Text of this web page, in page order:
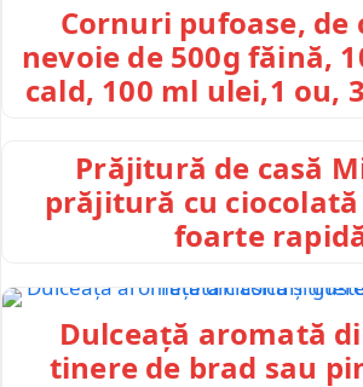
Cornuri pufoase, de
nevoie de 500g făină,
cald, 100 ml ulei,1 ou,
Prăjitură de casă
prăjitură cu
foarte
Dulceață aromată
tinere de brad sau